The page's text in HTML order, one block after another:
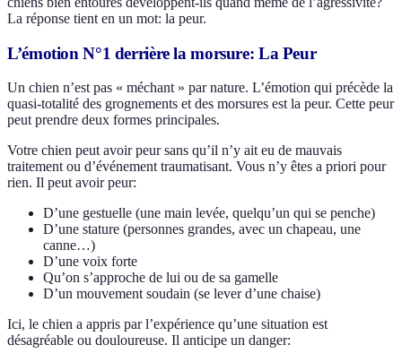
La réponse tient en un mot: la peur.
L’émotion N°1 derrière la morsure: La Peur
Un chien n’est pas « méchant » par nature. L’émotion qui précède la
quasi-totalité des grognements et des morsures est la peur. Cette peur
peut prendre deux formes principales.
Votre chien peut avoir peur sans qu’il n’y ait eu de mauvais
traitement ou d’événement traumatisant. Vous n’y êtes a priori pour
rien. Il peut avoir peur:
D’une gestuelle (une main levée, quelqu’un qui se penche)
D’une stature (personnes grandes, avec un chapeau, une
canne…)
D’une voix forte
Qu’on s’approche de lui ou de sa gamelle
D’un mouvement soudain (se lever d’une chaise)
Ici, le chien a appris par l’expérience qu’une situation est
désagréable ou douloureuse. Il anticipe un danger: